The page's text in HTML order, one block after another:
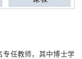
任教师，其中博士学